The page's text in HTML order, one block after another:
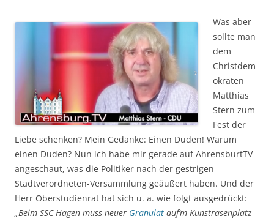
Was aber
sollte man
dem
Christdem
okraten
Matthias
Stern zum
Fest der
Liebe schenken? Mein Gedanke: Einen Duden! Warum
einen Duden? Nun ich habe mir gerade auf AhrensburtTV
angeschaut, was die Politiker nach der gestrigen
Stadtverordneten-Versammlung geäußert haben. Und der
Herr Oberstudienrat hat sich u. a. wie folgt ausgedrückt:
„Beim SSC Hagen muss neuer Granulat auf’m Kunstrasenplatz